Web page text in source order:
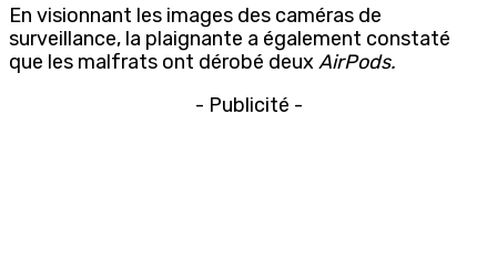
En visionnant les images des caméras de
surveillance, la plaignante a également constaté
que les malfrats ont dérobé deux AirPods.
- Publicité -